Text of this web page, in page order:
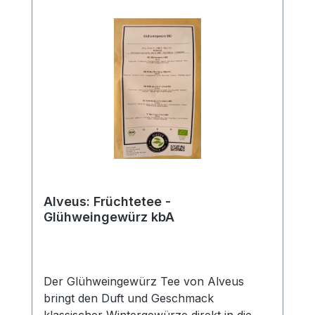
Alveus: Früchtetee -
Glühweingewürz kbA
Der Glühweingewürz Tee von Alveus
bringt den Duft und Geschmack